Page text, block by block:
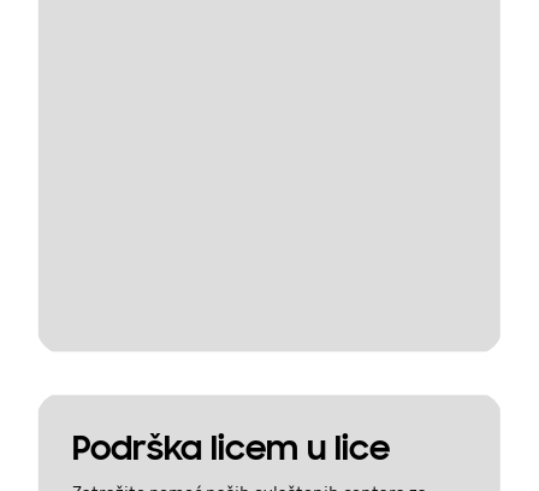
Podrška licem u lice